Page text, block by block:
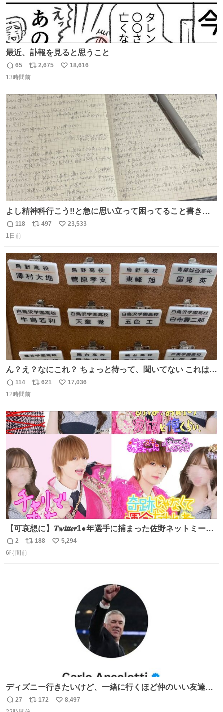
最近、訃報を見ると思うこと
返
信
65
リ
ポ
ト
数
2,675
い
数
18,616
13時間前
よし精神科行こう‼️と急に思い立って困ってること書き出
してたらペン止まらなくなってすごい勢いで埋まってワロ
タ
返
信
118
リ
ト
数
497
い
数
23,533
1日前
ん？え？なにこれ？ ちょっと待って、聞いてない これは販
売されているのもですか？
返
信
114
リ
ト
数
621
い
数
17,036
12時間前
【可哀想に】𝑻𝒘𝒊𝒕𝒕𝒆𝒓1●年選手に捕まった佐野ネットミーム
勇斗さんのコラボプリ
返
信
2
リ
ポ
188
い
5,294
6時間前
ディズニー行きたいけど、一緒に行くほど仲のいい友達が
居ない… ほんでこれ
返
27
リ
172
い
8,497